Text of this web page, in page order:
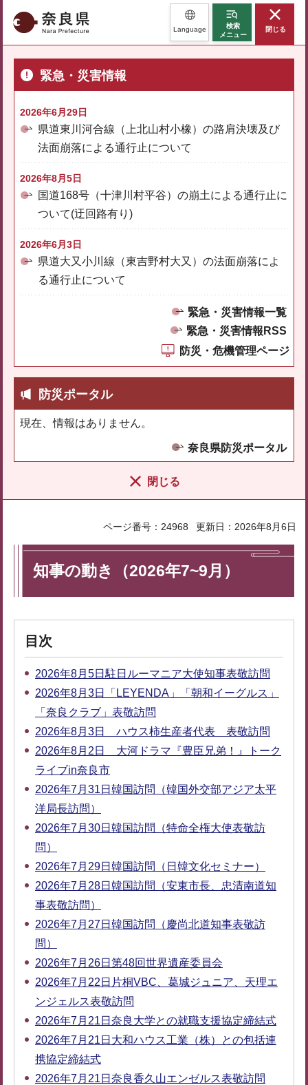
奈良県 Language
検索
メニュー
閉じる
緊急・災害情報
2026年6月29日
県道東川河合線（上北山村小橡）の路肩決壊及び
法面崩落による通行止について
2026年8月5日
国道168号（十津川村平谷）の崩土による通行止に
ついて(迂回路有り)
2026年6月3日
県道大又小川線（東吉野村大又）の法面崩落によ
る通行止について
緊急・災害情報一覧
緊急・災害情報RSS
防災・危機管理ページ
防災ポータル
現在、情報はありません。
奈良県防災ポータル
閉じる
ページ番号：24968 更新日：2026年8月6日
知事の動き（2026年7~9月）
目次
2026年8月5日駐日ルーマニア大使知事表敬訪問
2026年8月3日「LEYENDA」「朝和イーグルス」
「奈良クラブ」表敬訪問
2026年8月3日 ハウス柿生産者代表 表敬訪問
2026年8月2日 大河ドラマ『豊臣兄弟！』トーク
ライブin奈良市
2026年7月31日韓国訪問（韓国外交部アジア太平
洋局長訪問）
2026年7月30日韓国訪問（特命全権大使表敬訪
問）
2026年7月29日韓国訪問（日韓文化セミナー）
2026年7月28日韓国訪問（安東市長、忠清南道知
事表敬訪問）
2026年7月27日韓国訪問（慶尚北道知事表敬訪
問）
2026年7月26日第48回世界遺産委員会
2026年7月22日片桐VBC、葛城ジュニア、天理エ
ンジェルス表敬訪問
2026年7月21日奈良大学との就職支援協定締結式
2026年7月21日大和ハウス工業（株）との包括連
携協定締結式
2026年7月21日奈良香久山エンゼルス表敬訪問